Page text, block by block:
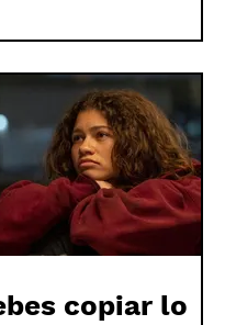
copiar lo